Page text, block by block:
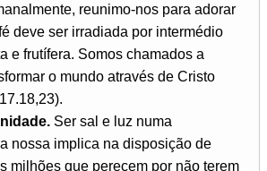
reunimo-nos para adorar
deve ser irradiada por intermédio
e frutífera. Somos chamados a
o mundo através de Cristo
Ser sal e luz numa
nossa implica na disposição de
milhões que perecem por não terem